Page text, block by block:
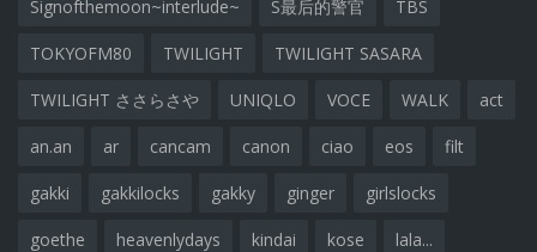
Signofthemoon~interlude~ S最后的警官 TBS
TOKYOFM80 TWILIGHT TWILIGHT SASARA
TWILIGHT ささらさや UNIQLO VOCE WALK act
an.an ar cancam canon ciao eos filt
gakki gakkilocks gakky ginger girlslocks
goethe heavenlydays kindai kose lala...